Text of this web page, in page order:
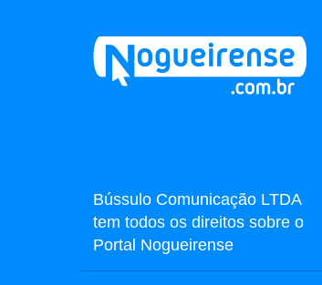
Bússulo Comunicação LTDA
tem todos os direitos sobre o
Portal Nogueirense